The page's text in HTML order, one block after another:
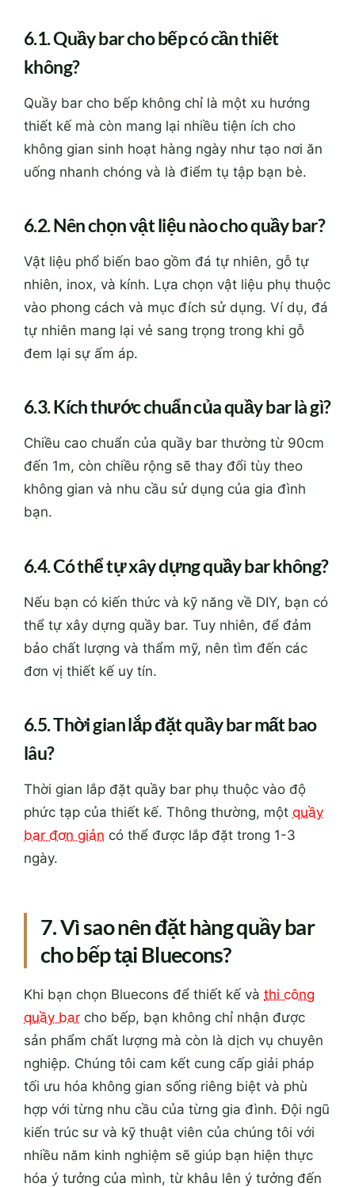
6.1. Quầy bar cho bếp có cần thiết
không?
Quầy bar cho bếp không chỉ là một xu hướng
thiết kế mà còn mang lại nhiều tiện ích cho
không gian sinh hoạt hàng ngày như tạo nơi ăn
uống nhanh chóng và là điểm tụ tập bạn bè.
6.2. Nên chọn vật liệu nào cho quầy bar?
Vật liệu phổ biến bao gồm đá tự nhiên, gỗ tự
nhiên, inox, và kính. Lựa chọn vật liệu phụ thuộc
vào phong cách và mục đích sử dụng. Ví dụ, đá
tự nhiên mang lại vẻ sang trọng trong khi gỗ
đem lại sự ấm áp.
6.3. Kích thước chuẩn của quầy bar là gì?
Chiều cao chuẩn của quầy bar thường từ 90cm
đến 1m, còn chiều rộng sẽ thay đổi tùy theo
không gian và nhu cầu sử dụng của gia đình
bạn.
6.4. Có thể tự xây dựng quầy bar không?
Nếu bạn có kiến thức và kỹ năng về DIY, bạn có
thể tự xây dựng quầy bar. Tuy nhiên, để đảm
bảo chất lượng và thẩm mỹ, nên tìm đến các
đơn vị thiết kế uy tín.
6.5. Thời gian lắp đặt quầy bar mất bao
lâu?
Thời gian lắp đặt quầy bar phụ thuộc vào độ
phức tạp của thiết kế. Thông thường, một quầy
bar đơn giản có thể được lắp đặt trong 1-3
ngày.
7. Vì sao nên đặt hàng quầy bar
cho bếp tại Bluecons?
Khi bạn chọn Bluecons để thiết kế và thi công
quầy bar cho bếp, bạn không chỉ nhận được
sản phẩm chất lượng mà còn là dịch vụ chuyên
nghiệp. Chúng tôi cam kết cung cấp giải pháp
tối ưu hóa không gian sống riêng biệt và phù
hợp với từng nhu cầu của từng gia đình. Đội ngũ
kiến trúc sư và kỹ thuật viên của chúng tôi với
nhiều năm kinh nghiệm sẽ giúp bạn hiện thực
hóa ý tưởng của mình, từ khâu lên ý tưởng đến